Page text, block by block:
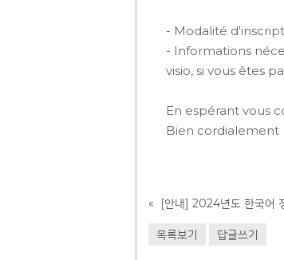
- Modalité
- Informations
visio, si vous êtes
En espérant vous
Bien cordialement
«
목록보기 답글쓰기